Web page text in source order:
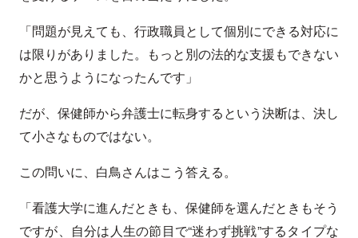
「問題が見えても、行政職員として個別にできる対応に
は限りがありました。もっと別の法的な支援もできない
かと思うようになったんです」
だが、保健師から弁護士に転身するという決断は、決し
て小さなものではない。
この問いに、白鳥さんはこう答える。
「看護大学に進んだときも、保健師を選んだときもそう
ですが、自分は人生の節目で“迷わず挑戦”するタイプな